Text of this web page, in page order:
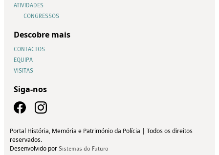
ATIVIDADES
CONGRESSOS
Descobre mais
CONTACTOS
EQUIPA
VISITAS
Siga-nos
Portal História, Memória e Património da Polícia | Todos os direitos
reservados.
Desenvolvido por Sistemas do Futuro